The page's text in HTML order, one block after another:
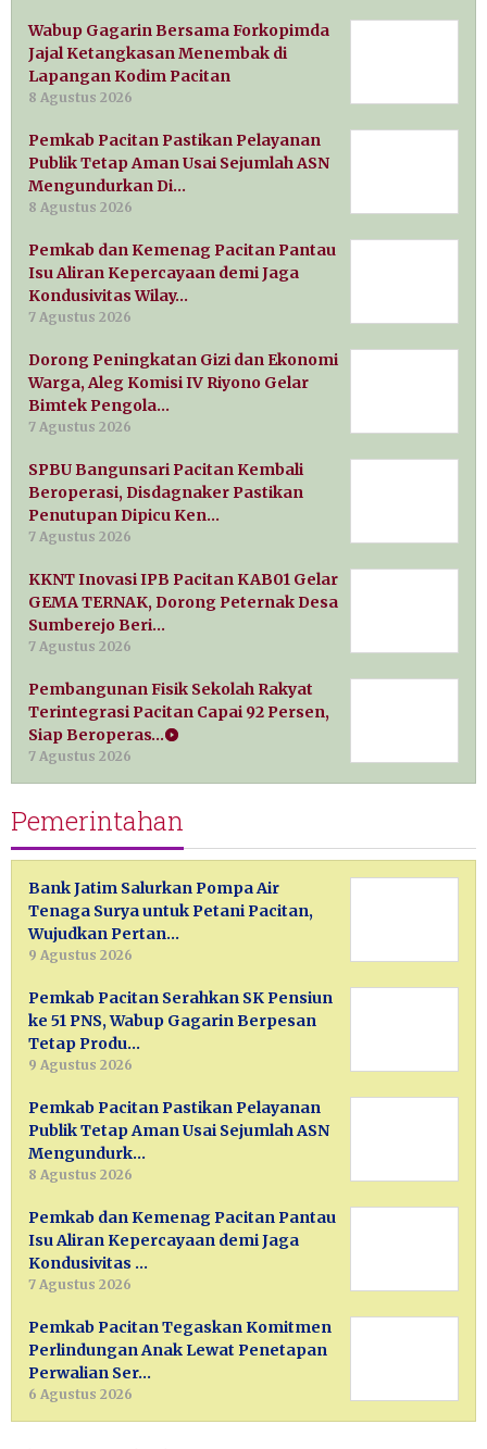
Wabup Gagarin Bersama Forkopimda
Jajal Ketangkasan Menembak di
Lapangan Kodim Pacitan
8 Agustus 2026
Pemkab Pacitan Pastikan Pelayanan
Publik Tetap Aman Usai Sejumlah ASN
Mengundurkan Di…
8 Agustus 2026
Pemkab dan Kemenag Pacitan Pantau
Isu Aliran Kepercayaan demi Jaga
Kondusivitas Wilay…
7 Agustus 2026
Dorong Peningkatan Gizi dan Ekonomi
Warga, Aleg Komisi IV Riyono Gelar
Bimtek Pengola…
7 Agustus 2026
SPBU Bangunsari Pacitan Kembali
Beroperasi, Disdagnaker Pastikan
Penutupan Dipicu Ken…
7 Agustus 2026
KKNT Inovasi IPB Pacitan KAB01 Gelar
GEMA TERNAK, Dorong Peternak Desa
Sumberejo Beri…
7 Agustus 2026
Pembangunan Fisik Sekolah Rakyat
Terintegrasi Pacitan Capai 92 Persen,
Siap Beroperas…
7 Agustus 2026
Pemerintahan
Bank Jatim Salurkan Pompa Air
Tenaga Surya untuk Petani Pacitan,
Wujudkan Pertan…
9 Agustus 2026
Pemkab Pacitan Serahkan SK Pensiun
ke 51 PNS, Wabup Gagarin Berpesan
Tetap Produ…
9 Agustus 2026
Pemkab Pacitan Pastikan Pelayanan
Publik Tetap Aman Usai Sejumlah ASN
Mengundurk…
8 Agustus 2026
Pemkab dan Kemenag Pacitan Pantau
Isu Aliran Kepercayaan demi Jaga
Kondusivitas …
7 Agustus 2026
Pemkab Pacitan Tegaskan Komitmen
Perlindungan Anak Lewat Penetapan
Perwalian Ser…
6 Agustus 2026